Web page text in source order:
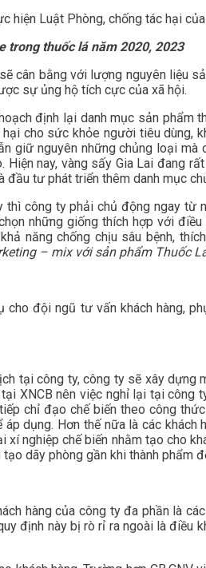
Luật Phòng, chống tác hại
trong thuốc lá năm 2020, 2023
cân bằng với lượng nguyên
sự ủng hộ tích cực của xã hội.
định lại danh mục sản phẩm
cho sức khỏe người tiêu dùng,
giữ nguyên những chủng loại
nay, vàng sấy Gia Lai đang
tư phát triển thêm danh mục
công ty phải chủ động ngay từ
những giống thích hợp với
năng chống chịu sâu bệnh,
– mix với sản phẩm Thuốc
đội ngũ tư vấn khách hàng,
tại công ty, công ty sẽ xây
XNCB nên việc nghỉ lại tại
chỉ đạo chế biến theo công
dụng. Hơn thế nữa là các
xí nghiệp chế biến nhằm tạo cho
dãy phòng gần khi thành phẩm
hàng của công ty đa phần là
định này bị rò rỉ ra ngoài là điều